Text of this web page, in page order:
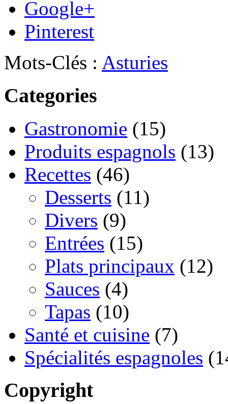
Google+
Pinterest
Mots-Clés : Asturies
Categories
Gastronomie (15)
Produits espagnols (13)
Recettes (46)
Desserts (11)
Divers (9)
Entrées (15)
Plats principaux (12)
Sauces (4)
Tapas (10)
Santé et cuisine (7)
Spécialités espagnoles
Copyright